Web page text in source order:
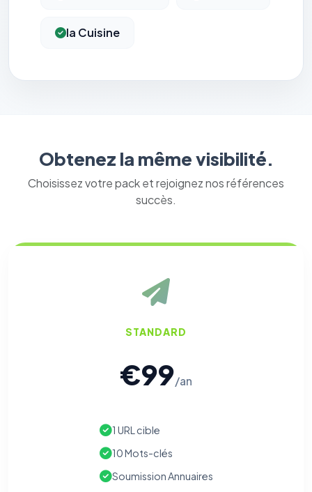
Ia Cuisine
Obtenez la même visibilité.
Choisissez votre pack et rejoignez nos références
succès.
STANDARD
€99/an
1 URL cible
10 Mots-clés
Soumission Annuaires